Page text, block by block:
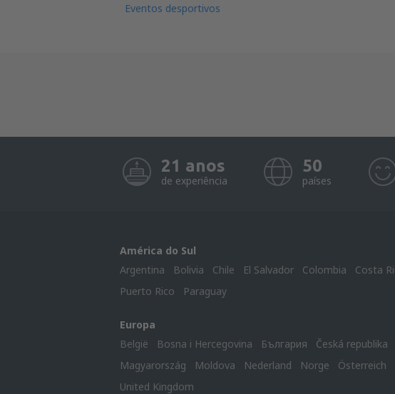
Eventos desportivos
21 anos
de experiência
50
países
América do Sul
Argentina
Bolivia Chile El Salvador Colombia Costa
Puerto Rico
Paraguay
Europa
België
Bosna i Hercegovina България Česká republika
Magyarország
Moldova Nederland Norge Österreich
United Kingdom